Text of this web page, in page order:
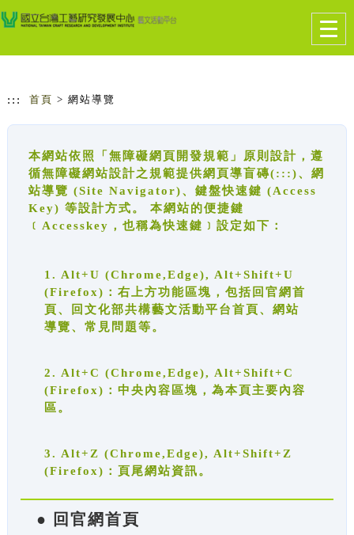
跳到主要內容
網站導覽
::: 首頁 > 網站導覽
本網站依照「無障礙網頁開發規範」原則設計，遵
循無障礙網站設計之規範提供網頁導盲磚(:::)、網
站導覽 (Site Navigator)、鍵盤快速鍵 (Access
Key) 等設計方式。 本網站的便捷鍵
﹝Accesskey，也稱為快速鍵﹞設定如下：
1. Alt+U (Chrome,Edge), Alt+Shift+U
(Firefox)：右上方功能區塊，包括回官網首
頁、回文化部共構藝文活動平台首頁、網站
導覽、常見問題等。
2. Alt+C (Chrome,Edge), Alt+Shift+C
(Firefox)：中央內容區塊，為本頁主要內容
區。
3. Alt+Z (Chrome,Edge), Alt+Shift+Z
(Firefox)：頁尾網站資訊。
● 回官網首頁